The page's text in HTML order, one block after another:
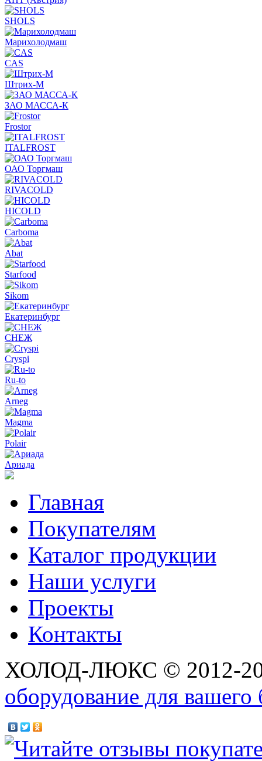
SHOLS
Марихолодмаш
CAS
Штрих-М
ЗАО МАССА-К
Frostor
ITALFROST
ОАО Торгмаш
RIVACOLD
HICOLD
Carboma
Abat
Starfood
Sikom
Екатеринбург
СНЕЖ
Cryspi
Ru-to
Arneg
Magma
Polair
Ариада
Главная
Покупателям
Каталог продукции
Наши услуги
Проекты
Контакты
ХОЛОД-ЛЮКС © 2012-
оборудование для вашего